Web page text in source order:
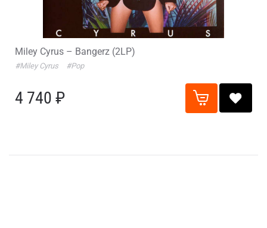
Miley Cyrus – Bangerz (2LP)
#Miley Cyrus #Pop
4 740 ₽